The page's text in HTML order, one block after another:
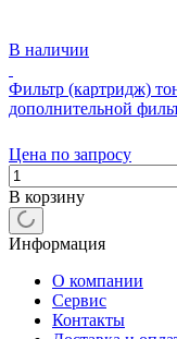
В наличии
Фильтр (картридж)
дополнительной
Цена по запросу
В корзину
Информация
О компании
Сервис
Контакты